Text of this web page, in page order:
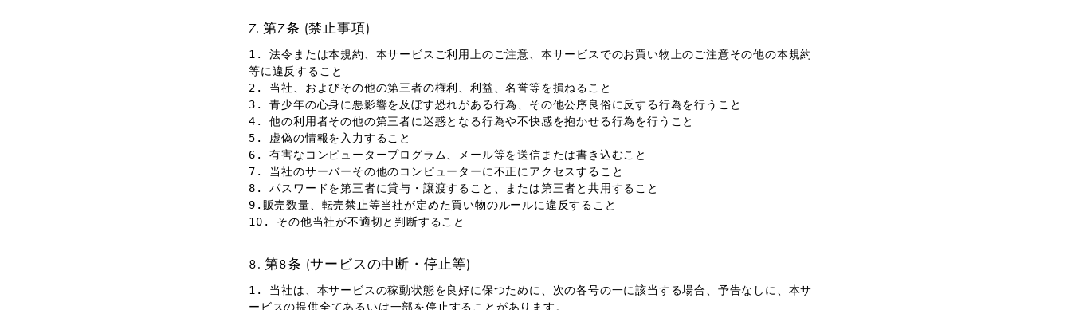
第7条 (禁止事項)
1. 法令または本規約、本サービスご利用上のご注意、本サービスでのお買い物上のご注意その他の本規約
等に違反すること
2. 当社、およびその他の第三者の権利、利益、名誉等を損ねること
3. 青少年の心身に悪影響を及ぼす恐れがある行為、その他公序良俗に反する行為を行うこと
4. 他の利用者その他の第三者に迷惑となる行為や不快感を抱かせる行為を行うこと
5. 虚偽の情報を入力すること
6. 有害なコンピュータープログラム、メール等を送信または書き込むこと
7. 当社のサーバーその他のコンピューターに不正にアクセスすること
8. パスワードを第三者に貸与・譲渡すること、または第三者と共用すること
9.販売数量、転売禁止等当社が定めた買い物のルールに違反すること
10. その他当社が不適切と判断すること
第8条 (サービスの中断・停止等)
1. 当社は、本サービスの稼動状態を良好に保つために、次の各号の一に該当する場合、予告なしに、本サ
ービスの提供全てあるいは一部を停止することがあります。